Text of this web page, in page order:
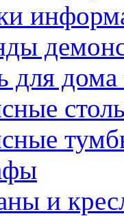
для
и